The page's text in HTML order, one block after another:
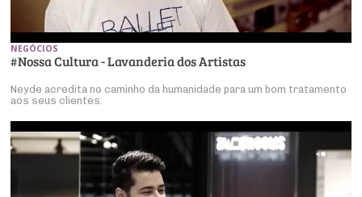
NEGÓCIOS
#Nossa Cultura - Lavanderia dos Artistas
Neyde acredita no caminho da humanidade para um bom tratamento
aos seus clientes.